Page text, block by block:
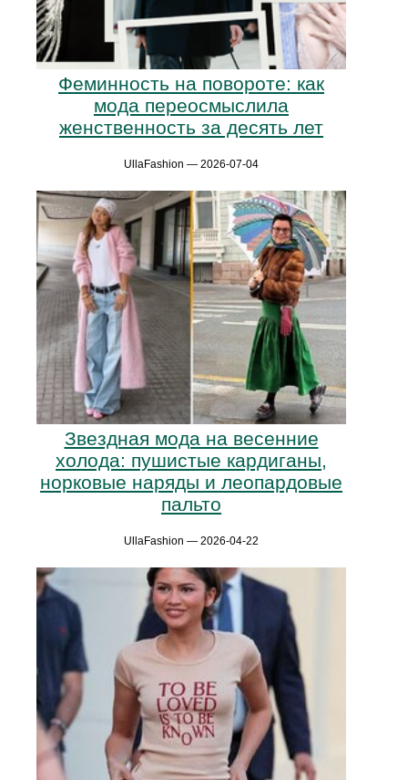
Феминность на повороте: как
мода переосмыслила
женственность за десять лет
UllaFashion — 2026-07-04
Звездная мода на весенние
холода: пушистые кардиганы,
норковые наряды и леопардовые
пальто
UllaFashion — 2026-04-22